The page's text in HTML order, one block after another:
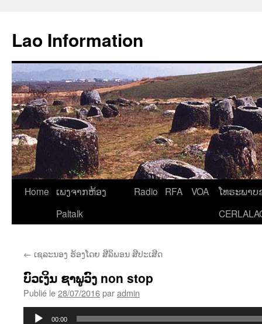
contenu
Lao Information
Home
ເພງຈາກຫ້ອງ
Paltalk
Radio RFA VOA
ໂທຣະພາບ
← ເຊລະນອງ ຮ້ອງໂດຍ ສີລິພອນ ສີປະເສີດ
ບົວເງິນ ຊາພູວົງ non stop
Publié le28/07/2016paradmin
Lecteur
00:00